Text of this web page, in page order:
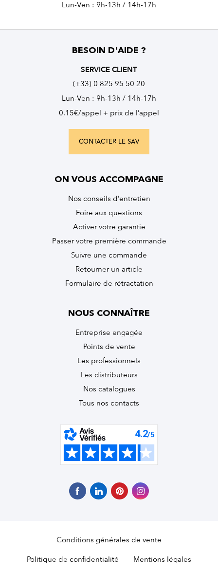
Lun-Ven : 9h-13h / 14h-17h
BESOIN D'AIDE ?
SERVICE CLIENT
(+33) 0 825 95 50 20
Lun-Ven : 9h-13h / 14h-17h
0,15€/appel + prix de l’appel
CONTACTER LE SAV
ON VOUS ACCOMPAGNE
Nos conseils d’entretien
Foire aux questions
Activer votre garantie
Passer votre première commande
Suivre une commande
Retourner un article
Formulaire de rétractation
NOUS CONNAÎTRE
Entreprise engagée
Points de vente
Les professionnels
Les distributeurs
Nos catalogues
Tous nos contacts
Conditions générales de vente
Politique de confidentialité Mentions légales